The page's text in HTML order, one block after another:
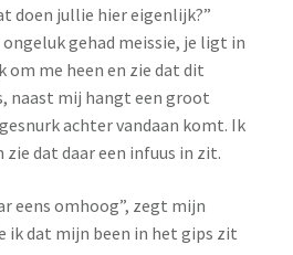
doen jullie hier eigenlijk?”
ongeluk gehad meissie, je ligt in
om me heen en zie dat dit
naast mij hangt een groot
achter vandaan komt. Ik
zie dat daar een infuus in zit.
eens omhoog”, zegt mijn
ik dat mijn been in het gips zit